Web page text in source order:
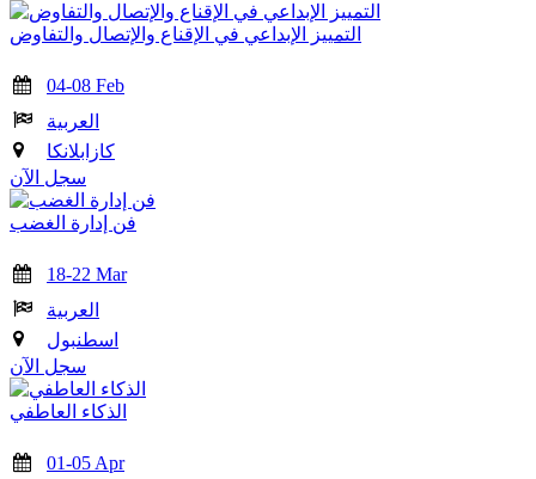
التمييز الإبداعي في الإقناع والإتصال والتفاوض
04-08 Feb
العربية
كازابلانكا
سجل الآن
فن إدارة الغضب
18-22 Mar
العربية
اسطنبول
سجل الآن
الذكاء العاطفي
01-05 Apr